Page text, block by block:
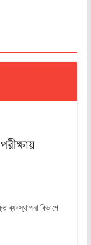
ব্যবস্থাপনা বিভাগে